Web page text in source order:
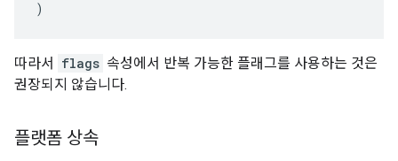
따라서 flags 속성에서 반복 가능한 플래그를 사용하는 것은
권장되지 않습니다.
플랫폼 상속